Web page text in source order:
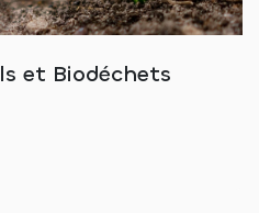
et Biodéchets